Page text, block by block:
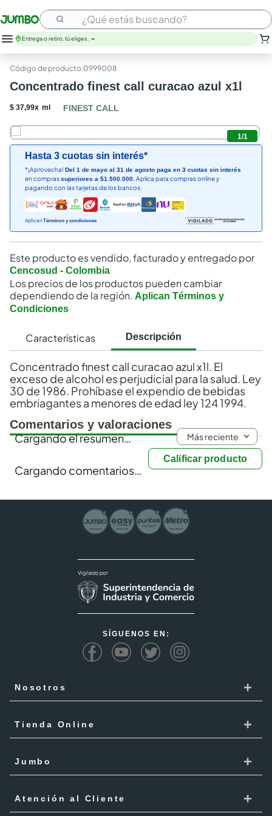
¿Qué estás buscando?
Entrega o retiro, tú eliges.
:0999008
Concentrado finest call curacao azul x1l
$ 37,99x ml FINEST CALL
1/1
Hasta 3 cuotas sin interés*
*¡Aprovecha! Del 1 de mayo al 31 de agosto paga en 3 cuotas sin interés
en comprassuperiores a $1.500.000. Aplica para compras online y
pagando con las tarjetas de los bancos:
Aplican Términos y condiciones
Este producto es vendido, facturado y entregado por
Cencosud - Colombia
Los precios de los productos pueden cambiar
dependiendo de la región. Aplican Términos y
Condiciones
Características Descripción
Concentrado finest call curacao azul x1l. El
exceso de alcohol es perjudicial para la salud. Ley
30 de 1986. Prohíbase el expendio de bebidas
embriagantes a menores de edad ley 124 1994.
Comentarios y valoraciones
Calificar producto
Cargando el resumen… Más reciente
Cargando comentarios…
SÍGUENOS EN:
Nosotros +
Responsabilidad Social
Trabaja con Nosotros
Código de ética
Tienda Online +
Cómo comprar
Mis Pedidos
Jumbo +
Tarjeta Cencosud
Atención al Cliente +